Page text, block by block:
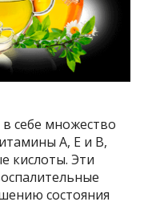
себе множество
А, Е и В,
кислоты. Эти
состояния